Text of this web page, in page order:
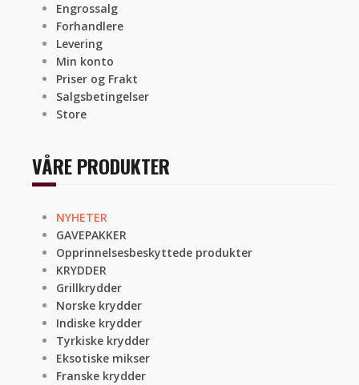
Engrossalg
Forhandlere
Levering
Min konto
Priser og Frakt
Salgsbetingelser
Store
VÅRE PRODUKTER
NYHETER
GAVEPAKKER
Opprinnelsesbeskyttede produkter
KRYDDER
Grillkrydder
Norske krydder
Indiske krydder
Tyrkiske krydder
Eksotiske mikser
Franske krydder